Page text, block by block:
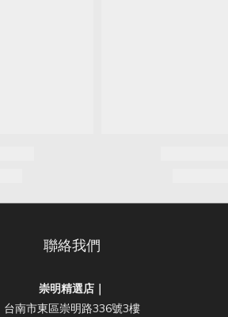
聯絡我們
崇明精選店｜
台南市東區崇明路336號3樓